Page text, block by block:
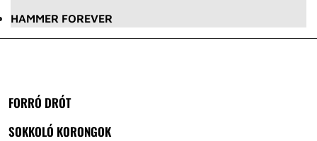
HAMMER FOREVER
FORRÓ DRÓT
SOKKOLÓ KORONGOK